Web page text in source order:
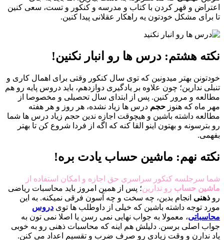
اعتراض‌ و قهر کردن با کتاب و مدرسه و کنکور و تست، سعی کنین
تا برای مشکل خودتون یه راهکار عقلانی پیدا کنین.
نکته هشتم: درس ها رو انبار نکنین!
خودتونن بهتر میدونین که توی سال کنکور وقتی برای اهمال کاری و
تنبلی ندارین؛ چون علاوه بر یادگیری دوازدهم، باید دروس پایه رو هم
مطالعه و مرور کنین. پس از ابتدای سال تحصیلی و مخصوصا از
مهر ماه که هنوز حجم درس ‌ها زیاد نشده، هر روز و هر هفته
مطالعه داشته باشین و هیچوقت اجازه ندین حجم زیاد درس ها شما
رو بترسونه و بهتون اینو القا کنه که اگه از فردا شروع کن تا بهتر
بفهمی.
نکته نهم: ماشین حساب یادت بره!
شما سرجلسه کنکور سراسری حق اجازه و امکان استفاده از
ماشین حساب رو ندارین؛ پس از همین امروز باید محاسبات ریاضی
رو ذهنی انجام بدین، چه سخت و چه آسون فرقی نمیکنه. به این
مورد توجه داشته باشین که خیلی از داوطلب ها توی دروس
محاسباتی، معمولا به جواب نهایی نمی رسن یا اصلا نمی تون به
جواب اصلی برسن. دلیلش هم اینه که محاسبات ذهنی رو به خوبی
یاد ندارن و وقت زیادی رو صرف ضرب و تقسیم اعداد می کنن.